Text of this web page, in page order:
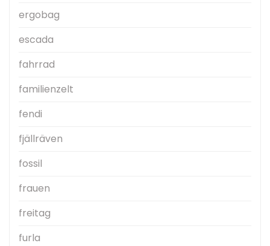
ergobag
escada
fahrrad
familienzelt
fendi
fjällräven
fossil
frauen
freitag
furla